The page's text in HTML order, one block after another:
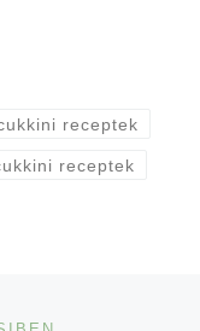
receptek
receptek
között